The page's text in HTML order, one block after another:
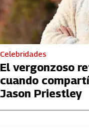
Celebridades
El vergonzoso
cuando
Jason Priestley